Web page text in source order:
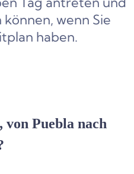
wenn Sie
haben.
von Puebla nach